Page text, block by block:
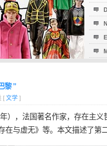
黎 ”
[ 文学 ]
），法国著名作家，存在主
在与虚无》等。本文描述了第